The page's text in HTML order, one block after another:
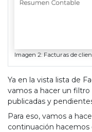
Imagen 2: Facturas de
Ya en la vista lista de
vamos a hacer un
publicadas y
Para eso, vamos a
continuación hacemos